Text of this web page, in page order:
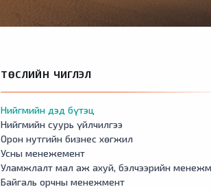
ТӨСЛИЙН ЧИГЛЭЛ
Нийгмийн дэд бүтэц
Нийгмийн суурь үйлчилгээ
Орон нутгийн бизнес хөгжил
Усны менежемент
Уламжлалт мал аж ахуй, бэлчээрийн
Байгаль орчны менежмент